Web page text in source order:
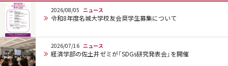
2026/08/05 ニュース
令和8年度名城大学校友会奨学生募集について
2026/07/16 ニュース
経済学部の佐土井ゼミが「SDGs研究発表会」を開催